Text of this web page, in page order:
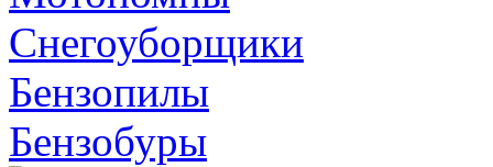
Снегоуборщики
Бензопилы
Бензобуры